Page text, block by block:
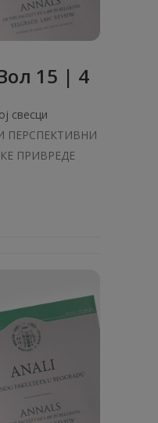
15 | 4
свесци
ПЕРСПЕКТИВНИ
ПРИВРЕДЕ